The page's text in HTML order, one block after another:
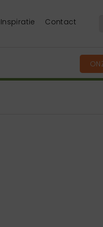
Inspiratie Contact